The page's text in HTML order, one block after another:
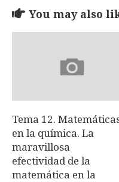
You may also
Tema 12.
en la química. La
maravillosa
efectividad de la
matemática en la